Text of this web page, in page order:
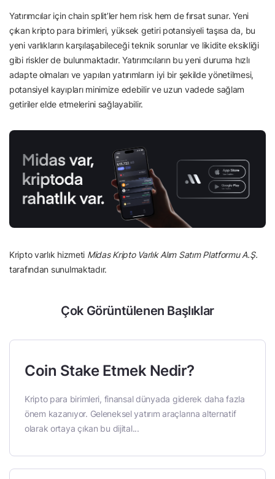
Yatırımcılar için chain split’ler hem risk hem de fırsat sunar. Yeni
çıkan kripto para birimleri, yüksek getiri potansiyeli taşısa da, bu
yeni varlıkların karşılaşabileceği teknik sorunlar ve likidite eksikliği
gibi riskler de bulunmaktadır. Yatırımcıların bu yeni duruma hızlı
adapte olmaları ve yapılan yatırımların iyi bir şekilde yönetilmesi,
potansiyel kayıpları minimize edebilir ve uzun vadede sağlam
getiriler elde etmelerini sağlayabilir.
Kripto varlık hizmeti Midas Kripto Varlık Alım Satım Platformu A.Ş.
tarafından sunulmaktadır.
Çok Görüntülenen Başlıklar
Coin Stake Etmek Nedir?
Kripto para birimleri, finansal dünyada giderek daha fazla
önem kazanıyor. Geleneksel yatırım araçlarına alternatif
olarak ortaya çıkan bu dijital...